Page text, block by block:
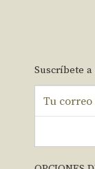
Suscríbete